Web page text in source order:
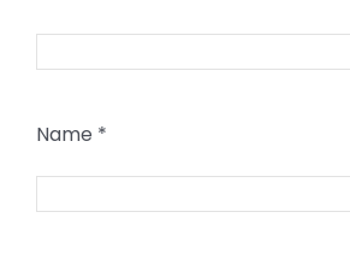
Name *